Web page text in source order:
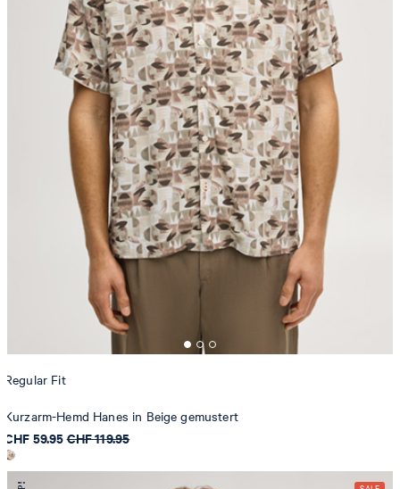
Regular Fit
Kurzarm-Hemd Hanes in Beige gemustert
CHF 59.95CHF 119.95